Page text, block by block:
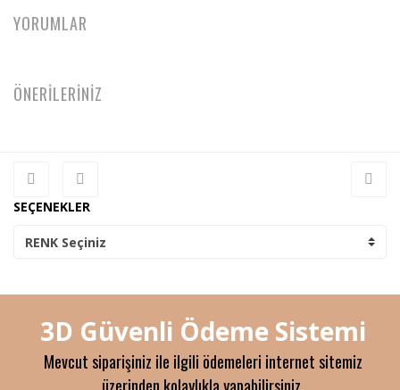
YORUMLAR
ÖNERİLERİNİZ
SEÇENEKLER
3D Güvenli Ödeme Sistemi
Mevcut siparişiniz ile ilgili ödemeleri internet sitemiz
üzerinden kolaylıkla yapabilirsiniz.